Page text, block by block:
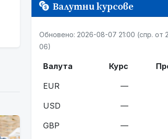
Валутни курсове
Валута Курс
EUR —
USD —
GBP —
Обновено: 2026-08-07 21:00 (спр. от
06)